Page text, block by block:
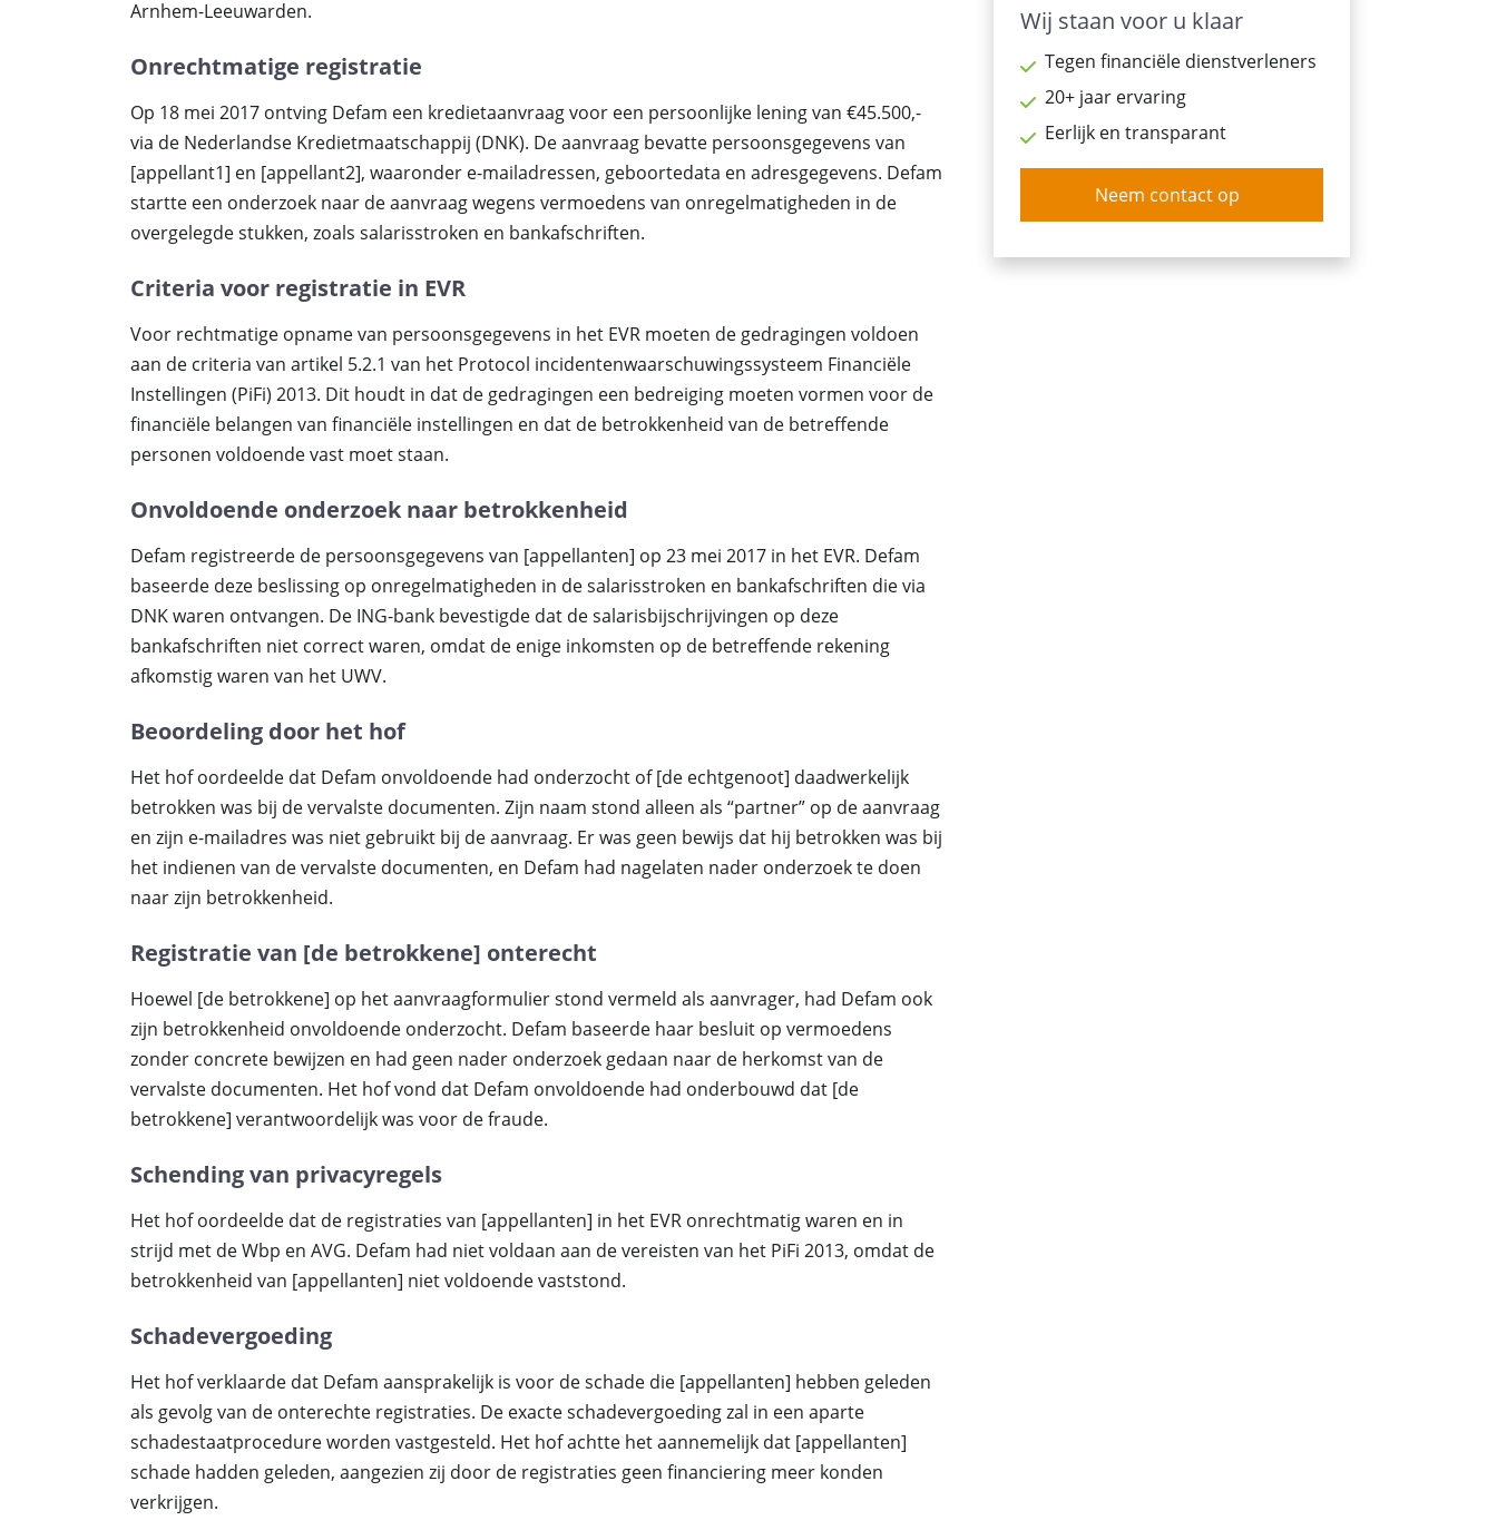
Arnhem-Leeuwarden.
Onrechtmatige registratie
Op 18 mei 2017 ontving Defam een kredietaanvraag voor een persoonlijke lening van €45.500,-
via de Nederlandse Kredietmaatschappij (DNK). De aanvraag bevatte persoonsgegevens van
[appellant1] en [appellant2], waaronder e-mailadressen, geboortedata en adresgegevens. Defam
startte een onderzoek naar de aanvraag wegens vermoedens van onregelmatigheden in de
overgelegde stukken, zoals salarisstroken en bankafschriften.
Criteria voor registratie in EVR
Voor rechtmatige opname van persoonsgegevens in het EVR moeten de gedragingen voldoen
aan de criteria van artikel 5.2.1 van het Protocol incidentenwaarschuwingssysteem Financiële
Instellingen (PiFi) 2013. Dit houdt in dat de gedragingen een bedreiging moeten vormen voor de
financiële belangen van financiële instellingen en dat de betrokkenheid van de betreffende
personen voldoende vast moet staan.
Onvoldoende onderzoek naar betrokkenheid
Defam registreerde de persoonsgegevens van [appellanten] op 23 mei 2017 in het EVR. Defam
baseerde deze beslissing op onregelmatigheden in de salarisstroken en bankafschriften die via
DNK waren ontvangen. De ING-bank bevestigde dat de salarisbijschrijvingen op deze
bankafschriften niet correct waren, omdat de enige inkomsten op de betreffende rekening
afkomstig waren van het UWV.
Beoordeling door het hof
Het hof oordeelde dat Defam onvoldoende had onderzocht of [de echtgenoot] daadwerkelijk
betrokken was bij de vervalste documenten. Zijn naam stond alleen als “partner” op de aanvraag
en zijn e-mailadres was niet gebruikt bij de aanvraag. Er was geen bewijs dat hij betrokken was bij
het indienen van de vervalste documenten, en Defam had nagelaten nader onderzoek te doen
naar zijn betrokkenheid.
Registratie van [de betrokkene] onterecht
Hoewel [de betrokkene] op het aanvraagformulier stond vermeld als aanvrager, had Defam ook
zijn betrokkenheid onvoldoende onderzocht. Defam baseerde haar besluit op vermoedens
zonder concrete bewijzen en had geen nader onderzoek gedaan naar de herkomst van de
vervalste documenten. Het hof vond dat Defam onvoldoende had onderbouwd dat [de
betrokkene] verantwoordelijk was voor de fraude.
Schending van privacyregels
Het hof oordeelde dat de registraties van [appellanten] in het EVR onrechtmatig waren en in
strijd met de Wbp en AVG. Defam had niet voldaan aan de vereisten van het PiFi 2013, omdat de
betrokkenheid van [appellanten] niet voldoende vaststond.
Schadevergoeding
Het hof verklaarde dat Defam aansprakelijk is voor de schade die [appellanten] hebben geleden
als gevolg van de onterechte registraties. De exacte schadevergoeding zal in een aparte
schadestaatprocedure worden vastgesteld. Het hof achtte het aannemelijk dat [appellanten]
schade hadden geleden, aangezien zij door de registraties geen financiering meer konden
verkrijgen.
Wij staan voor u klaar
Tegen financiële dienstverleners
20+ jaar ervaring
Eerlijk en transparant
Neem contact op